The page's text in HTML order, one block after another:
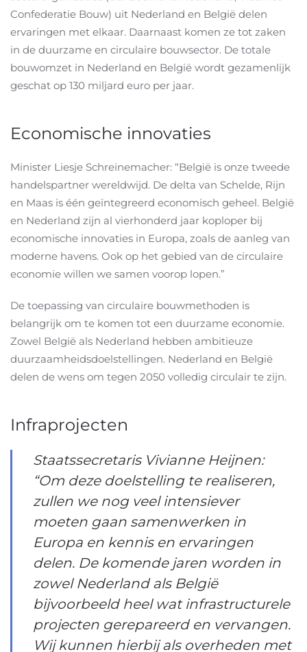
Confederatie Bouw) uit Nederland en België delen
ervaringen met elkaar. Daarnaast komen ze tot zaken
in de duurzame en circulaire bouwsector. De totale
bouwomzet in Nederland en België wordt gezamenlijk
geschat op 130 miljard euro per jaar.
Economische innovaties
Minister Liesje Schreinemacher: “België is onze tweede
handelspartner wereldwijd. De delta van Schelde, Rijn
en Maas is één geïntegreerd economisch geheel. België
en Nederland zijn al vierhonderd jaar koploper bij
economische innovaties in Europa, zoals de aanleg van
moderne havens. Ook op het gebied van de circulaire
economie willen we samen voorop lopen.”
De toepassing van circulaire bouwmethoden is
belangrijk om te komen tot een duurzame economie.
Zowel België als Nederland hebben ambitieuze
duurzaamheidsdoelstellingen. Nederland en België
delen de wens om tegen 2050 volledig circulair te zijn.
Infraprojecten
Staatssecretaris Vivianne Heijnen:
“Om deze doelstelling te realiseren,
zullen we nog veel intensiever
moeten gaan samenwerken in
Europa en kennis en ervaringen
delen. De komende jaren worden in
zowel Nederland als België
bijvoorbeeld heel wat infrastructurele
projecten gerepareerd en vervangen.
Wij kunnen hierbij als overheden met